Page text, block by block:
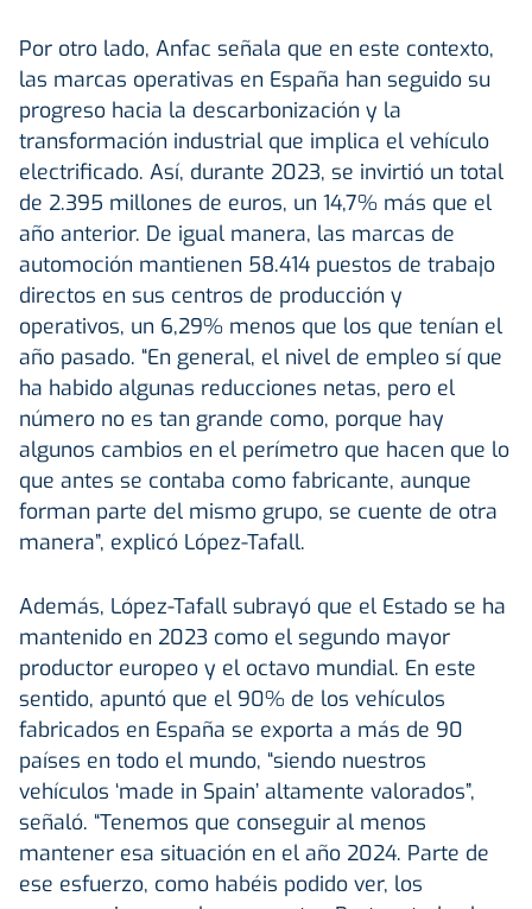
Por otro lado, Anfac señala que en este contexto,
las marcas operativas en España han seguido su
progreso hacia la descarbonización y la
transformación industrial que implica el vehículo
electrificado. Así, durante 2023, se invirtió un total
de 2.395 millones de euros, un 14,7% más que el
año anterior. De igual manera, las marcas de
automoción mantienen 58.414 puestos de trabajo
directos en sus centros de producción y
operativos, un 6,29% menos que los que tenían el
año pasado. “En general, el nivel de empleo sí que
ha habido algunas reducciones netas, pero el
número no es tan grande como, porque hay
algunos cambios en el perímetro que hacen que lo
que antes se contaba como fabricante, aunque
forman parte del mismo grupo, se cuente de otra
manera”, explicó López-Tafall.
Además, López-Tafall subrayó que el Estado se ha
mantenido en 2023 como el segundo mayor
productor europeo y el octavo mundial. En este
sentido, apuntó que el 90% de los vehículos
fabricados en España se exporta a más de 90
países en todo el mundo, “siendo nuestros
vehículos ‘made in Spain’ altamente valorados”,
señaló. “Tenemos que conseguir al menos
mantener esa situación en el año 2024. Parte de
ese esfuerzo, como habéis podido ver, los